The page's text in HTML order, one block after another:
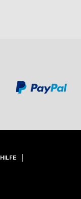
HILFE